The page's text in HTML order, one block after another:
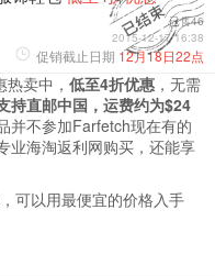
已售46
2015-12-17 16:38
促销截止日期 12月18日22点
卖中， 低至4折优惠 ，无需
持直邮中国，运费约为$24
并不参加Farfetch现在有的
业海淘返利网购买，还能享
可以用最便宜的价格入手